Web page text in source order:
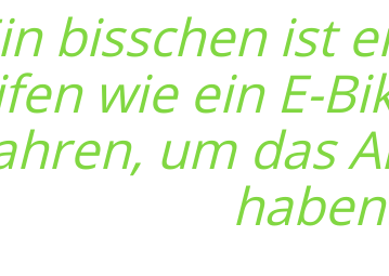
bisschen ist
wie ein E-
um das